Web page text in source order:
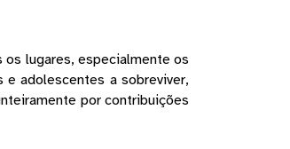
os lugares, especialmente os
adolescentes a sobreviver,
por contribuições